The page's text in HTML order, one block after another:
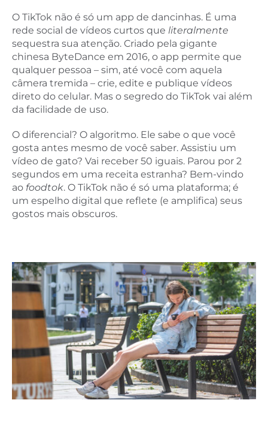
O TikTok não é só um app de dancinhas. É uma
rede social de vídeos curtos que literalmente
sequestra sua atenção. Criado pela gigante
chinesa ByteDance em 2016, o app permite que
qualquer pessoa – sim, até você com aquela
câmera tremida – crie, edite e publique vídeos
direto do celular. Mas o segredo do TikTok vai além
da facilidade de uso.
O diferencial? O algoritmo. Ele sabe o que você
gosta antes mesmo de você saber. Assistiu um
vídeo de gato? Vai receber 50 iguais. Parou por 2
segundos em uma receita estranha? Bem-vindo
ao foodtok. O TikTok não é só uma plataforma; é
um espelho digital que reflete (e amplifica) seus
gostos mais obscuros.